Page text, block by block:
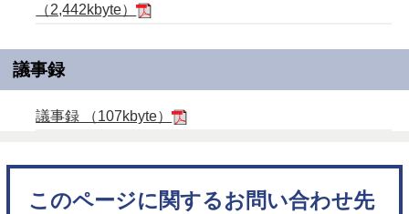
（2,442kbyte）
議事録
議事録 （107kbyte）
このページに関するお問い合わせ先